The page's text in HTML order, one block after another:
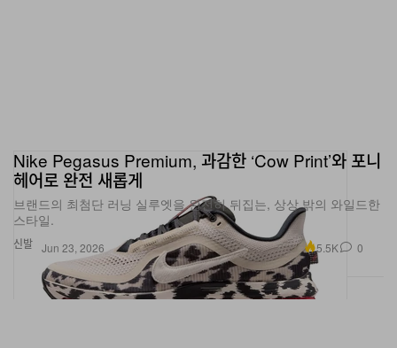
신발
Nike Pegasus Premium, 과감한 ‘Cow Print’와 포니
헤어로 완전 새롭게
브랜드의 최첨단 러닝 실루엣을 완전히 뒤집는, 상상 밖의 와일드한
스타일.
Jun 23, 2026 5.5K 0